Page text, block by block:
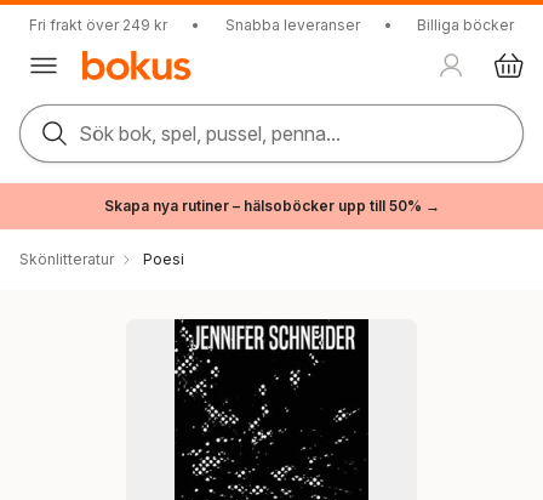
Fri frakt över 249 kr • Snabba leveranser • Billiga böcker
Sök bok, spel, pussel, penna...
Skapa nya rutiner – hälsoböcker upp till 50% →
Skönlitteratur Poesi